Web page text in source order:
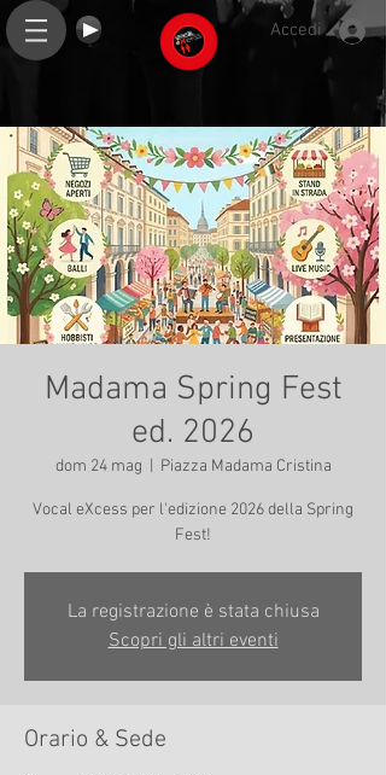
Accedi
Madama Spring Fest
ed. 2026
dom 24 mag Piazza Madama Cristina
Vocal eXcess per l'edizione 2026 della Spring
Fest!
La registrazione è stata chiusa
Scopri gli altri eventi
Orario & Sede